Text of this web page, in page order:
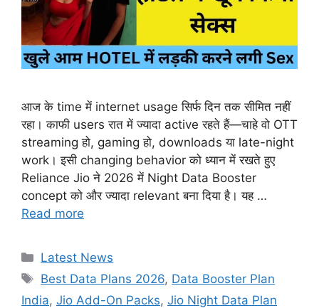
आज के time में internet usage सिर्फ दिन तक सीमित नहीं
रहा। काफी users रात में ज्यादा active रहते हैं—चाहे वो OTT
streaming हो, gaming हो, downloads या late-night
work। इसी changing behavior को ध्यान में रखते हुए
Reliance Jio ने 2026 में Night Data Booster
concept को और ज्यादा relevant बना दिया है। यह …
Read more
Categories
Latest News
Tags
Best Data Plans 2026, Data Booster Plan
India, Jio Add-On Packs, Jio Night Data Plan